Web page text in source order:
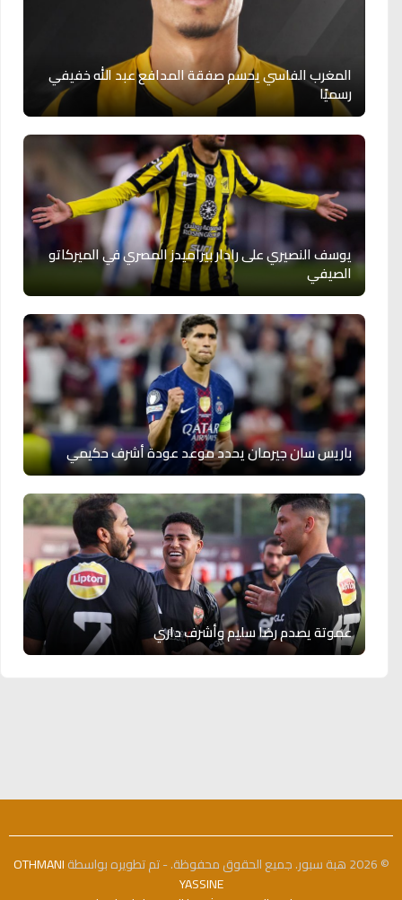
المغرب الفاسي يحسم صفقة المدافع عبد الله خفيفي
رسميًا
يوسف النصيري على رادار بيراميدز المصري في الميركاتو
الصيفي
باريس سان جيرمان يحدد موعد عودة أشرف حكيمي
عموتة يصدم رضا سليم وأشرف داري
© 2026 هبة سبور. جميع الحقوق محفوظة. - تم تطويره بواسطة
OTHMANI
YASSINE